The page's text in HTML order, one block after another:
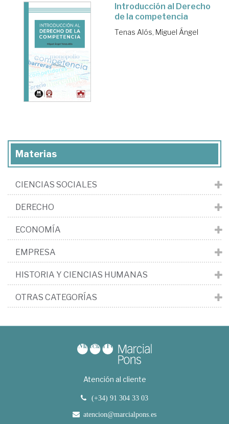
Introducción al Derecho
de la competencia
Tenas Alós, Miguel Ángel
Materias
CIENCIAS SOCIALES
DERECHO
ECONOMÍA
EMPRESA
HISTORIA Y CIENCIAS HUMANAS
OTRAS CATEGORÍAS
Atención al cliente
(+34) 91 304 33 03
atencion@marcialpons.es